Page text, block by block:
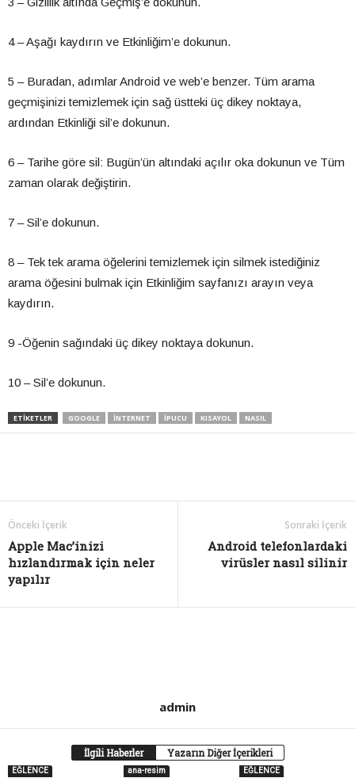
4 – Aşağı kaydırın ve Etkinliğim’e dokunun.
5 – Buradan, adımlar Android ve web’e benzer. Tüm arama
geçmişinizi temizlemek için sağ üstteki üç dikey noktaya,
ardından Etkinliği sil’e dokunun.
6 – Tarihe göre sil: Bugün’ün altındaki açılır oka dokunun ve Tüm
zaman olarak değiştirin.
7 – Sil’e dokunun.
8 – Tek tek arama öğelerini temizlemek için silmek istediğiniz
arama öğesini bulmak için Etkinliğim sayfanızı arayın veya
kaydırın.
9 -Öğenin sağındaki üç dikey noktaya dokunun.
10 – Sil’e dokunun.
ETIKETLER GOOGLE INTERNET IPUCU KISAYOL NASIL
Önceki İçerik
Apple Mac’inizi
hızlandırmak için neler
yapılır
Sonraki İçerik
Android telefonlardaki
virüsler nasıl silinir
admin
İlgili Haberler Yazarın Diğer İçerikleri
EĞLENCE ana-resim EĞLENCE